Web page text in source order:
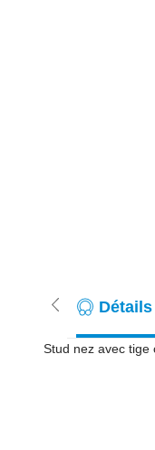
Stud nez avec tige